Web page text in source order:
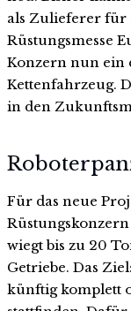
als Zulieferer für
Rüstungsmesse
Konzern nun ein
Kettenfahrzeug.
in den
Für das neue
wiegt bis zu 20
Getriebe. Das
künftig komplett